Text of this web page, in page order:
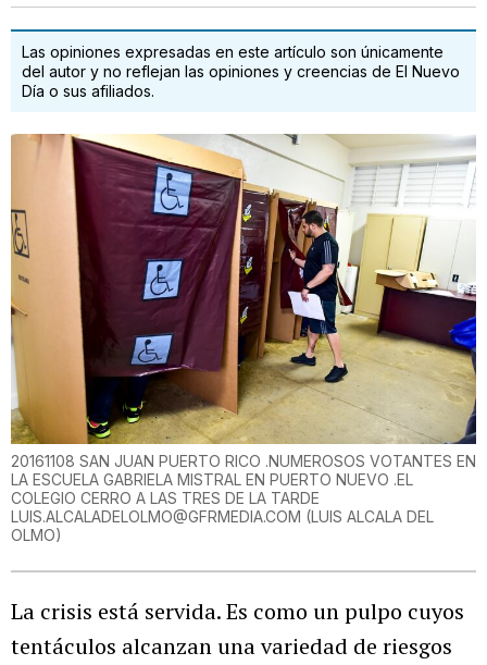
Las opiniones expresadas en este artículo son únicamente
del autor y no reflejan las opiniones y creencias de El Nuevo
Día o sus afiliados.
20161108 SAN JUAN PUERTO RICO .NUMEROSOS VOTANTES EN
LA ESCUELA GABRIELA MISTRAL EN PUERTO NUEVO .EL
COLEGIO CERRO A LAS TRES DE LA TARDE
LUIS.ALCALADELOLMO@GFRMEDIA.COM (LUIS ALCALA DEL
OLMO)
La crisis está servida. Es como un pulpo cuyos
tentáculos alcanzan una variedad de riesgos